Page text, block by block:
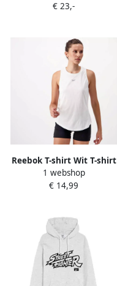
€ 23,-
Reebok T-shirt Wit T-shirt
Dames
1 webshop
€ 14,99